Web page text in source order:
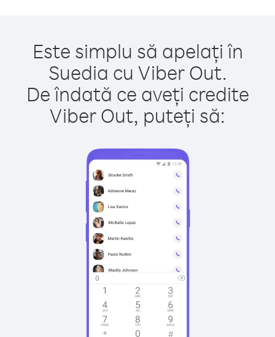
Este simplu să apelați în
Suedia cu Viber Out.
De îndată ce aveți credite
Viber Out, puteți să: